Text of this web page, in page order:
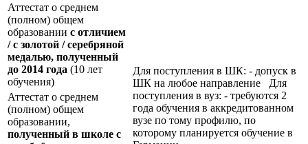
Аттестат о среднем
(полном) общем
образовании с отличием
/ с золотой / серебряной
медалью, полученный
до 2014 года (10 лет
обучения)
Для поступления в ШК: - допуск в
ШК на любое направление Для
поступления в вуз: - требуются 2
года обучения в аккредитованном
вузе по тому профилю, по
которому планируется обучение в
Аттестат о среднем
(полном) общем
образовании,
полученный в школе с